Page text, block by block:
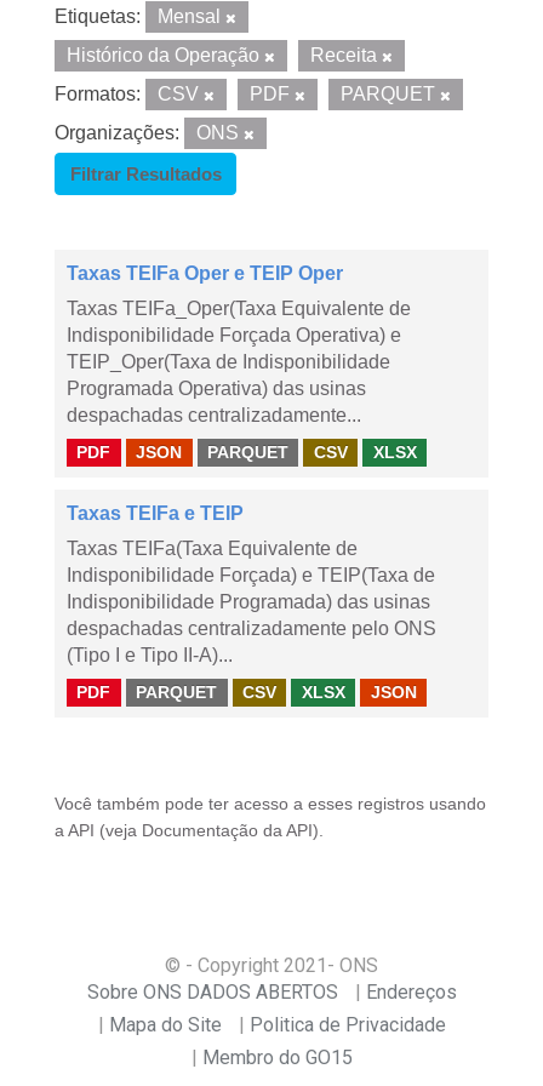
Etiquetas:
Mensal
Histórico da Operação
Receita
Formatos:
CSV PDF
PARQUET
Organizações:
ONS
Filtrar Resultados
Taxas TEIFa Oper e TEIP Oper
Taxas TEIFa_Oper(Taxa Equivalente de
Indisponibilidade Forçada Operativa) e
TEIP_Oper(Taxa de Indisponibilidade
Programada Operativa) das usinas
despachadas centralizadamente...
PDF JSON PARQUET CSV XLSX
Taxas TEIFa e TEIP
Taxas TEIFa(Taxa Equivalente de
Indisponibilidade Forçada) e TEIP(Taxa de
Indisponibilidade Programada) das usinas
despachadas centralizadamente pelo ONS
(Tipo I e Tipo II-A)...
PDF PARQUET CSV XLSX JSON
Você também pode ter acesso a esses registros usando
a API (veja Documentação da API ).
© - Copyright 2021 - ONS
Sobre ONS DADOS ABERTOS
Endereços
Mapa do Site
Politica de Privacidade
Membro do GO15